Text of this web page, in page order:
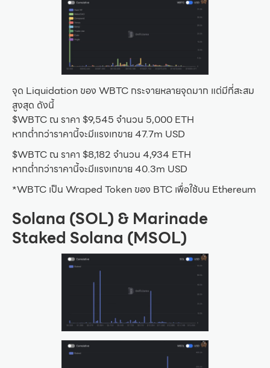
จุด Liquidation ของ WBTC กระจายหลายจุดมาก แต่มีที่สะสม
สูงสุด ดังนี้
$WBTC ณ ราคา $9,545 จำนวน 5,000 ETH
หากต่ำกว่าราคานี้จะมีแรงเทขาย 47.7m USD
$WBTC ณ ราคา $8,182 จำนวน 4,934 ETH
หากต่ำกว่าราคานี้จะมีแรงเทขาย 40.3m USD
*WBTC เป็น Wraped Token ของ BTC เพื่อใช้บน Ethereum
Solana (SOL) & Marinade
Staked Solana (MSOL)